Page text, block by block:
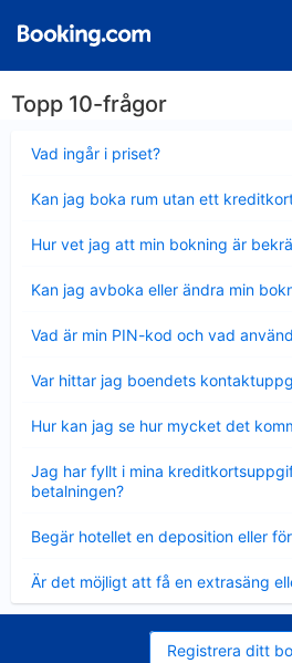
Topp 10-frågor
Vad ingår i priset?
mindre
Kan jag boka rum utan ett
mindre
Hur vet jag att min bokning är
mindre
Kan jag avboka eller ändra min
mindre
Vad är min PIN-kod och vad
mindre
Var hittar jag boendets
mindre
Hur kan jag se hur mycket det
mindre
Jag har fyllt i mina
betalningen?
mindre
Begär hotellet en deposition eller
mindre
Är det möjligt att få en extrasäng
mindre
Registrera ditt